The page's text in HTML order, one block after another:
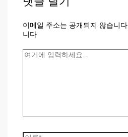
이메일 주소는 공개되지 않습니다.
니다